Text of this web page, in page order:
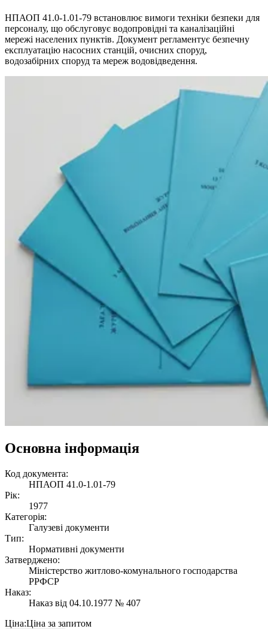
НПАОП 41.0-1.01-79 встановлює вимоги техніки безпеки для
персоналу, що обслуговує водопровідні та каналізаційні
мережі населених пунктів. Документ регламентує безпечну
експлуатацію насосних станцій, очисних споруд,
водозабірних споруд та мереж водовідведення.
Основна інформація
Код документа:
НПАОП 41.0-1.01-79
Рік:
1977
Категорія:
Галузеві документи
Тип:
Нормативні документи
Затверджено:
Міністерство житлово-комунального господарства
РРФСР
Наказ:
Наказ від 04.10.1977 № 407
Ціна:Ціна за запитом